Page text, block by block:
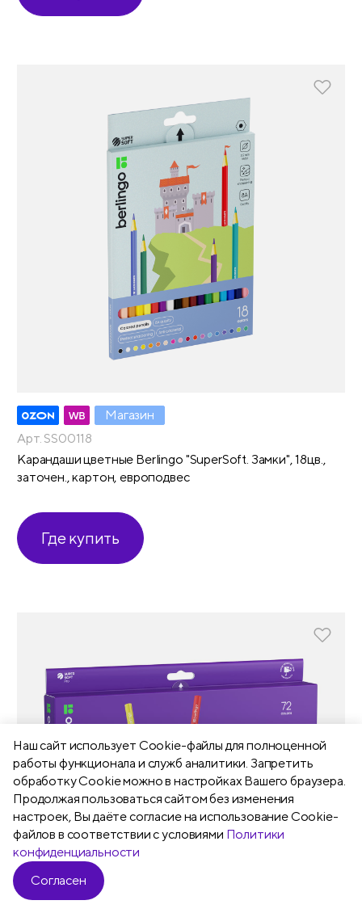
Наш сайт использует Сookie-файлы для полноценной
работы функционала и служб аналитики. Запретить
обработку Cookie можно в настройках Вашего браузера.
Продолжая пользоваться сайтом без изменения
настроек, Вы даёте согласие на использование Cookie-
файлов в соответствии с условиями Политики
конфиденциальности
Согласен
Магазин
Арт. SS00118
Карандаши цветные Berlingo "SuperSoft. Замки", 18цв.,
заточен., картон, европодвес
Где купить